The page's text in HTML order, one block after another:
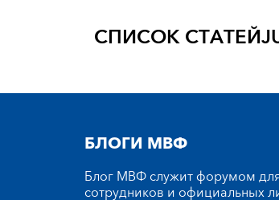
СПИСОК СТАТЕЙ
БЛОГИ МВФ
Блог МВФ служит форумом
сотрудников и официальных